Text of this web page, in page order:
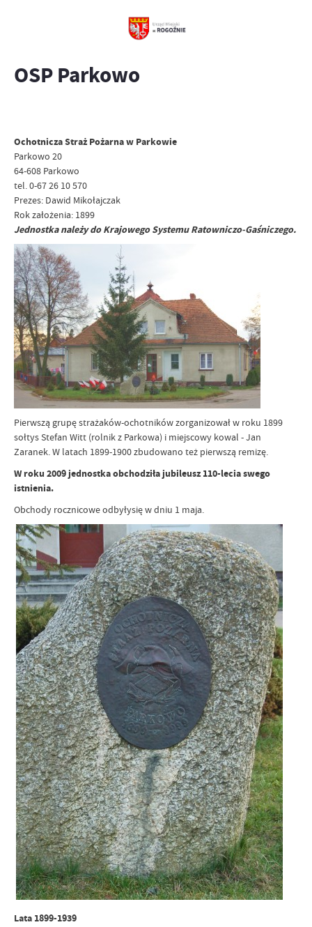
OSP Parkowo
Ochotnicza Straż Pożarna w Parkowie
Parkowo 20
64-608 Parkowo
tel. 0-67 26 10 570
Prezes: Dawid Mikołajczak
Rok założenia: 1899
Jednostka należy do Krajowego Systemu Ratowniczo-Gaśniczego.
Pierwszą grupę strażaków-ochotników zorganizował w roku 1899
sołtys Stefan Witt (rolnik z Parkowa) i miejscowy kowal - Jan
Zaranek. W latach 1899-1900 zbudowano też pierwszą remizę.
W roku 2009 jednostka obchodziła jubileusz 110-lecia swego
istnienia.
Obchody rocznicowe odbyłysię w dniu 1 maja.
Lata 1899-1939